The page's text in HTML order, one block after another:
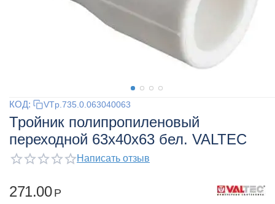
КОД: VTp.735.0.063040063
Тройник полипропиленовый
переходной 63x40x63 бел. VALTEC
Написать отзыв
271.00 Р